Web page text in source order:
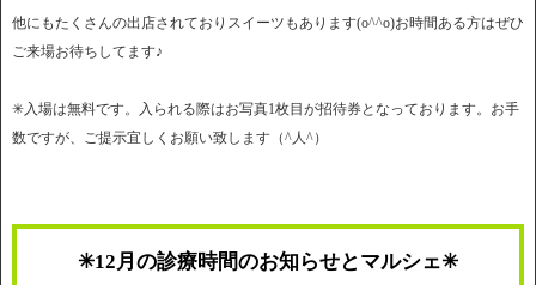
他にもたくさんの出店されておりスイーツもあります(o^^o)お時間ある方はぜひ
ご来場お待ちしてます♪
✳︎入場は無料です。入られる際はお写真1枚目が招待券となっております。お手
数ですが、ご提示宜しくお願い致します（^人^）
✳︎12月の診療時間のお知らせとマルシェ✳︎